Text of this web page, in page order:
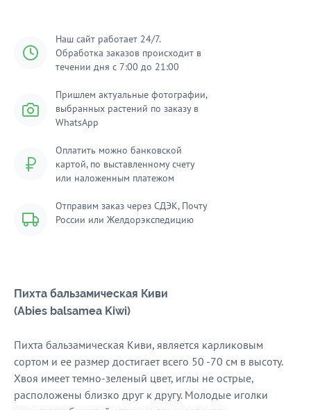
Наш сайт работает 24/7.
Обработка заказов происходит в
течении дня с 7:00 до 21:00
Пришлем актуальные фотографии,
выбранных растений по заказу в
WhatsApp
Отправим заказ через СДЭК, Почту
России или Желдорэкспедицию
Оплатить можно банковской
картой, по выставленному счету
или наложенным платежом
Пихта бальзамическая Киви
(Abies balsamea Kiwi)
Пихта бальзамическая Киви, является карликовым
сортом и ее размер достигает всего 50 -70 см в высоту.
Хвоя имеет темно-зеленый цвет, иглы не острые,
расположены близко друг к другу. Молодые иголки